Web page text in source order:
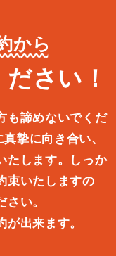
から
さい！
も諦めないでくだ
摯に向き合い、
たします。しっか
束いたしますの
い。
出来ます。